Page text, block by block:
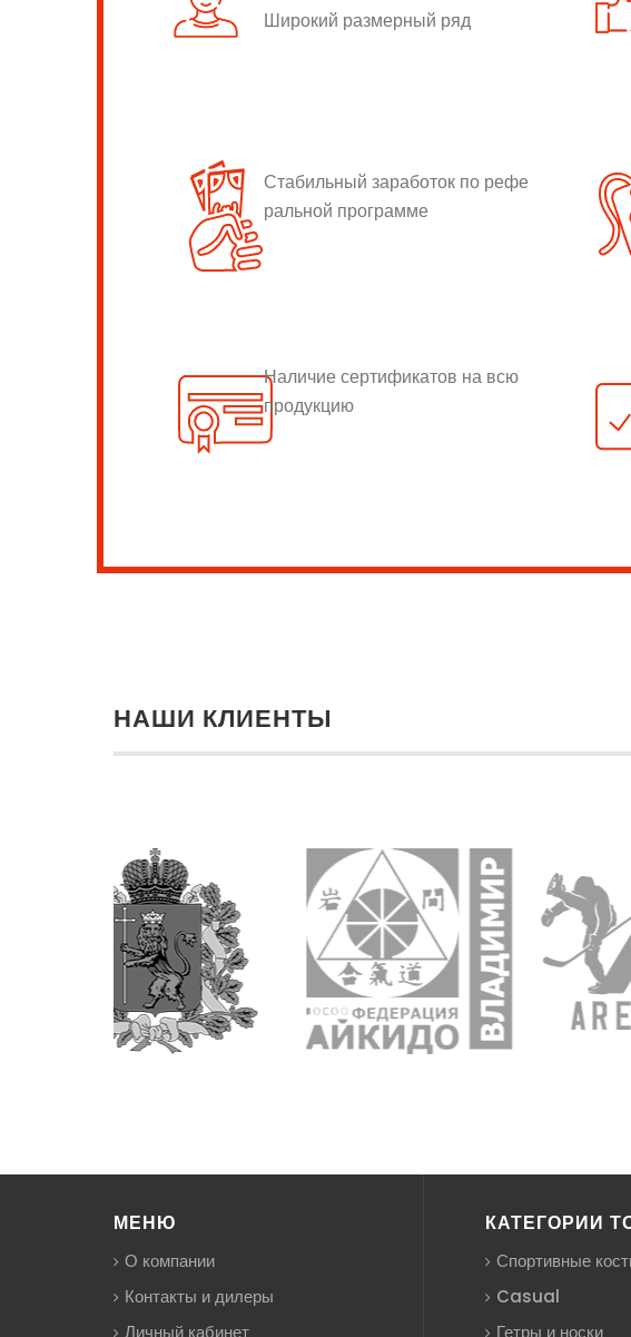
Широкий размерный ряд
Стабильный заработок по рефе
ральной программе
Наличие сертификатов на всю
продукцию
НАШИ КЛИЕНТЫ
МЕНЮ
О компании
Контакты и дилеры
КАТЕГОРИИ
Спортивные
Casual